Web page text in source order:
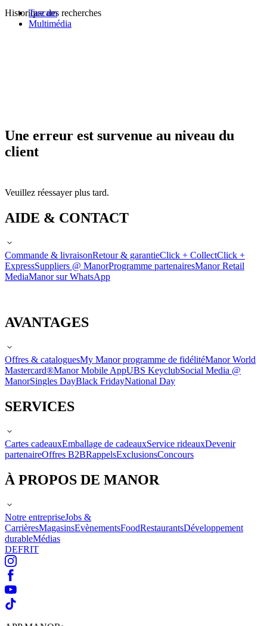
Historique des recherches
Tascam
Multimédia
Une erreur est survenue au niveau du
client
Veuillez réessayer plus tard.
AIDE & CONTACT
Commande & livraisonRetour & garantieClick + CollectClick +
ExpressSuppliers @ ManorProgramme partenairesManor Retail
MediaManor sur WhatsApp
AVANTAGES
Offres & cataloguesMy Manor programme de fidélitéManor World
Mastercard®Manor Mobile AppUBS KeyclubSocial Media @
ManorSingles DayBlack FridayNational Day
SERVICES
Cartes cadeauxEmballage de cadeauxService rideauxDevenir
partenaireOffres B2BRappelsExclusionsConcours
À PROPOS DE MANOR
Notre entrepriseJobs &
CarrièresMagasinsEvènementsFoodRestaurantsDéveloppement
durableMédias
DEFRIT